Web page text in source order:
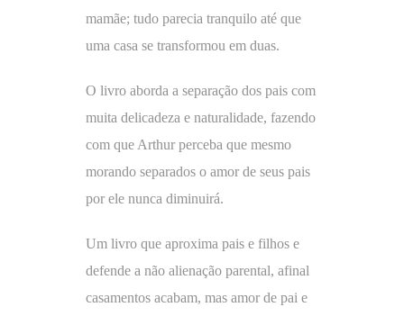
mamãe; tudo parecia tranquilo até que
uma casa se transformou em duas.
O livro aborda a separação dos pais com
muita delicadeza e naturalidade, fazendo
com que Arthur perceba que mesmo
morando separados o amor de seus pais
por ele nunca diminuirá.
Um livro que aproxima pais e filhos e
defende a não alienação parental, afinal
casamentos acabam, mas amor de pai e